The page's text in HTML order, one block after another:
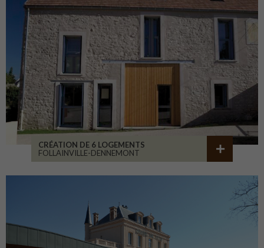
CRÉATION DE 6 LOGEMENTS
FOLLAINVILLE-DENNEMONT